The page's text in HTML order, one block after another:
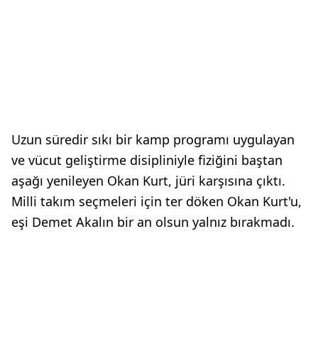
Uzun süredir sıkı bir kamp programı uygulayan
ve vücut geliştirme disipliniyle fiziğini baştan
aşağı yenileyen Okan Kurt, jüri karşısına çıktı.
Milli takım seçmeleri için ter döken Okan Kurt'u,
eşi Demet Akalın bir an olsun yalnız bırakmadı.